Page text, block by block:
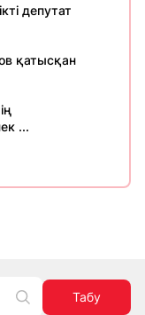
депутат
қатысқан
...
Табу